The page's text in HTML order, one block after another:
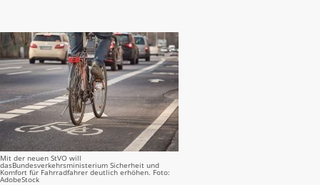
Mit der neuen StVO will
dasBundesverkehrsministerium Sicherheit und
Komfort für Fahrradfahrer deutlich erhöhen. Foto:
AdobeStock